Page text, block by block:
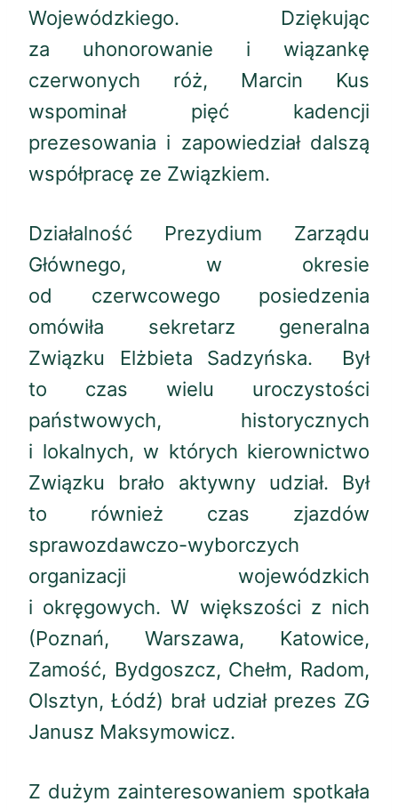
Wojewódzkiego. Dziękując
za uhonorowanie i wiązankę
czerwonych róż, Marcin Kus
wspominał pięć kadencji
prezesowania i zapowiedział dalszą
współpracę ze Związkiem.
Działalność Prezydium Zarządu
Głównego, w okresie
od czerwcowego posiedzenia
omówiła sekretarz generalna
Związku Elżbieta Sadzyńska. Był
to czas wielu uroczystości
państwowych, historycznych
i lokalnych, w których kierownictwo
Związku brało aktywny udział. Był
to również czas zjazdów
sprawozdawczo-wyborczych
organizacji wojewódzkich
i okręgowych. W większości z nich
(Poznań, Warszawa, Katowice,
Zamość, Bydgoszcz, Chełm, Radom,
Olsztyn, Łódź) brał udział prezes ZG
Janusz Maksymowicz.
Z dużym zainteresowaniem spotkała